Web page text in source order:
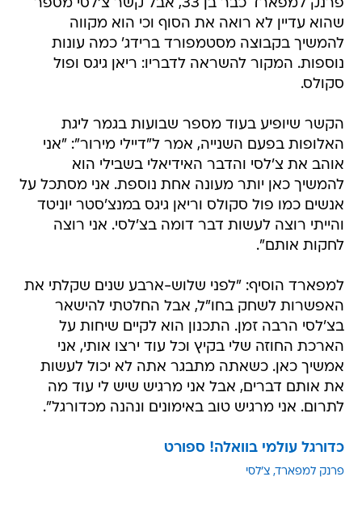
פרנק למפארד כבר בן 33, אבל קשר צ'לסי מספר
שהוא עדיין לא רואה את הסוף וכי הוא מקווה
להמשיך בקבוצה מסטמפורד ברידג' כמה עונות
נוספות. המקור להשראה לדבריו: ריאן גיגס ופול
סקולס.
הקשר שיופיע בעוד מספר שבועות בגמר ליגת
האלופות בפעם השנייה, אמר ל"דיילי מירור": "אני
אוהב את צ'לסי והדבר האידיאלי בשבילי הוא
להמשיך כאן יותר מעונה אחת נוספת. אני מסתכל על
אנשים כמו פול סקולס וריאן גיגס במנצ'סטר יוניטד
והייתי רוצה לעשות דבר דומה בצ'לסי. אני רוצה
לחקות אותם".
למפארד הוסיף: "לפני שלוש-ארבע שנים שקלתי את
האפשרות לשחק בחו"ל, אבל החלטתי להישאר
בצ'לסי הרבה זמן. התכנון הוא לקיים שיחות על
הארכת החוזה שלי בקיץ וכל עוד ירצו אותי, אני
אמשיך כאן. כשאתה מתבגר אתה לא יכול לעשות
את אותם דברים, אבל אני מרגיש שיש לי עוד מה
לתרום. אני מרגיש טוב באימונים ונהנה מכדורגל".
כדורגל עולמי בוואלה! ספורט
פרנק למפארד צ'לסי